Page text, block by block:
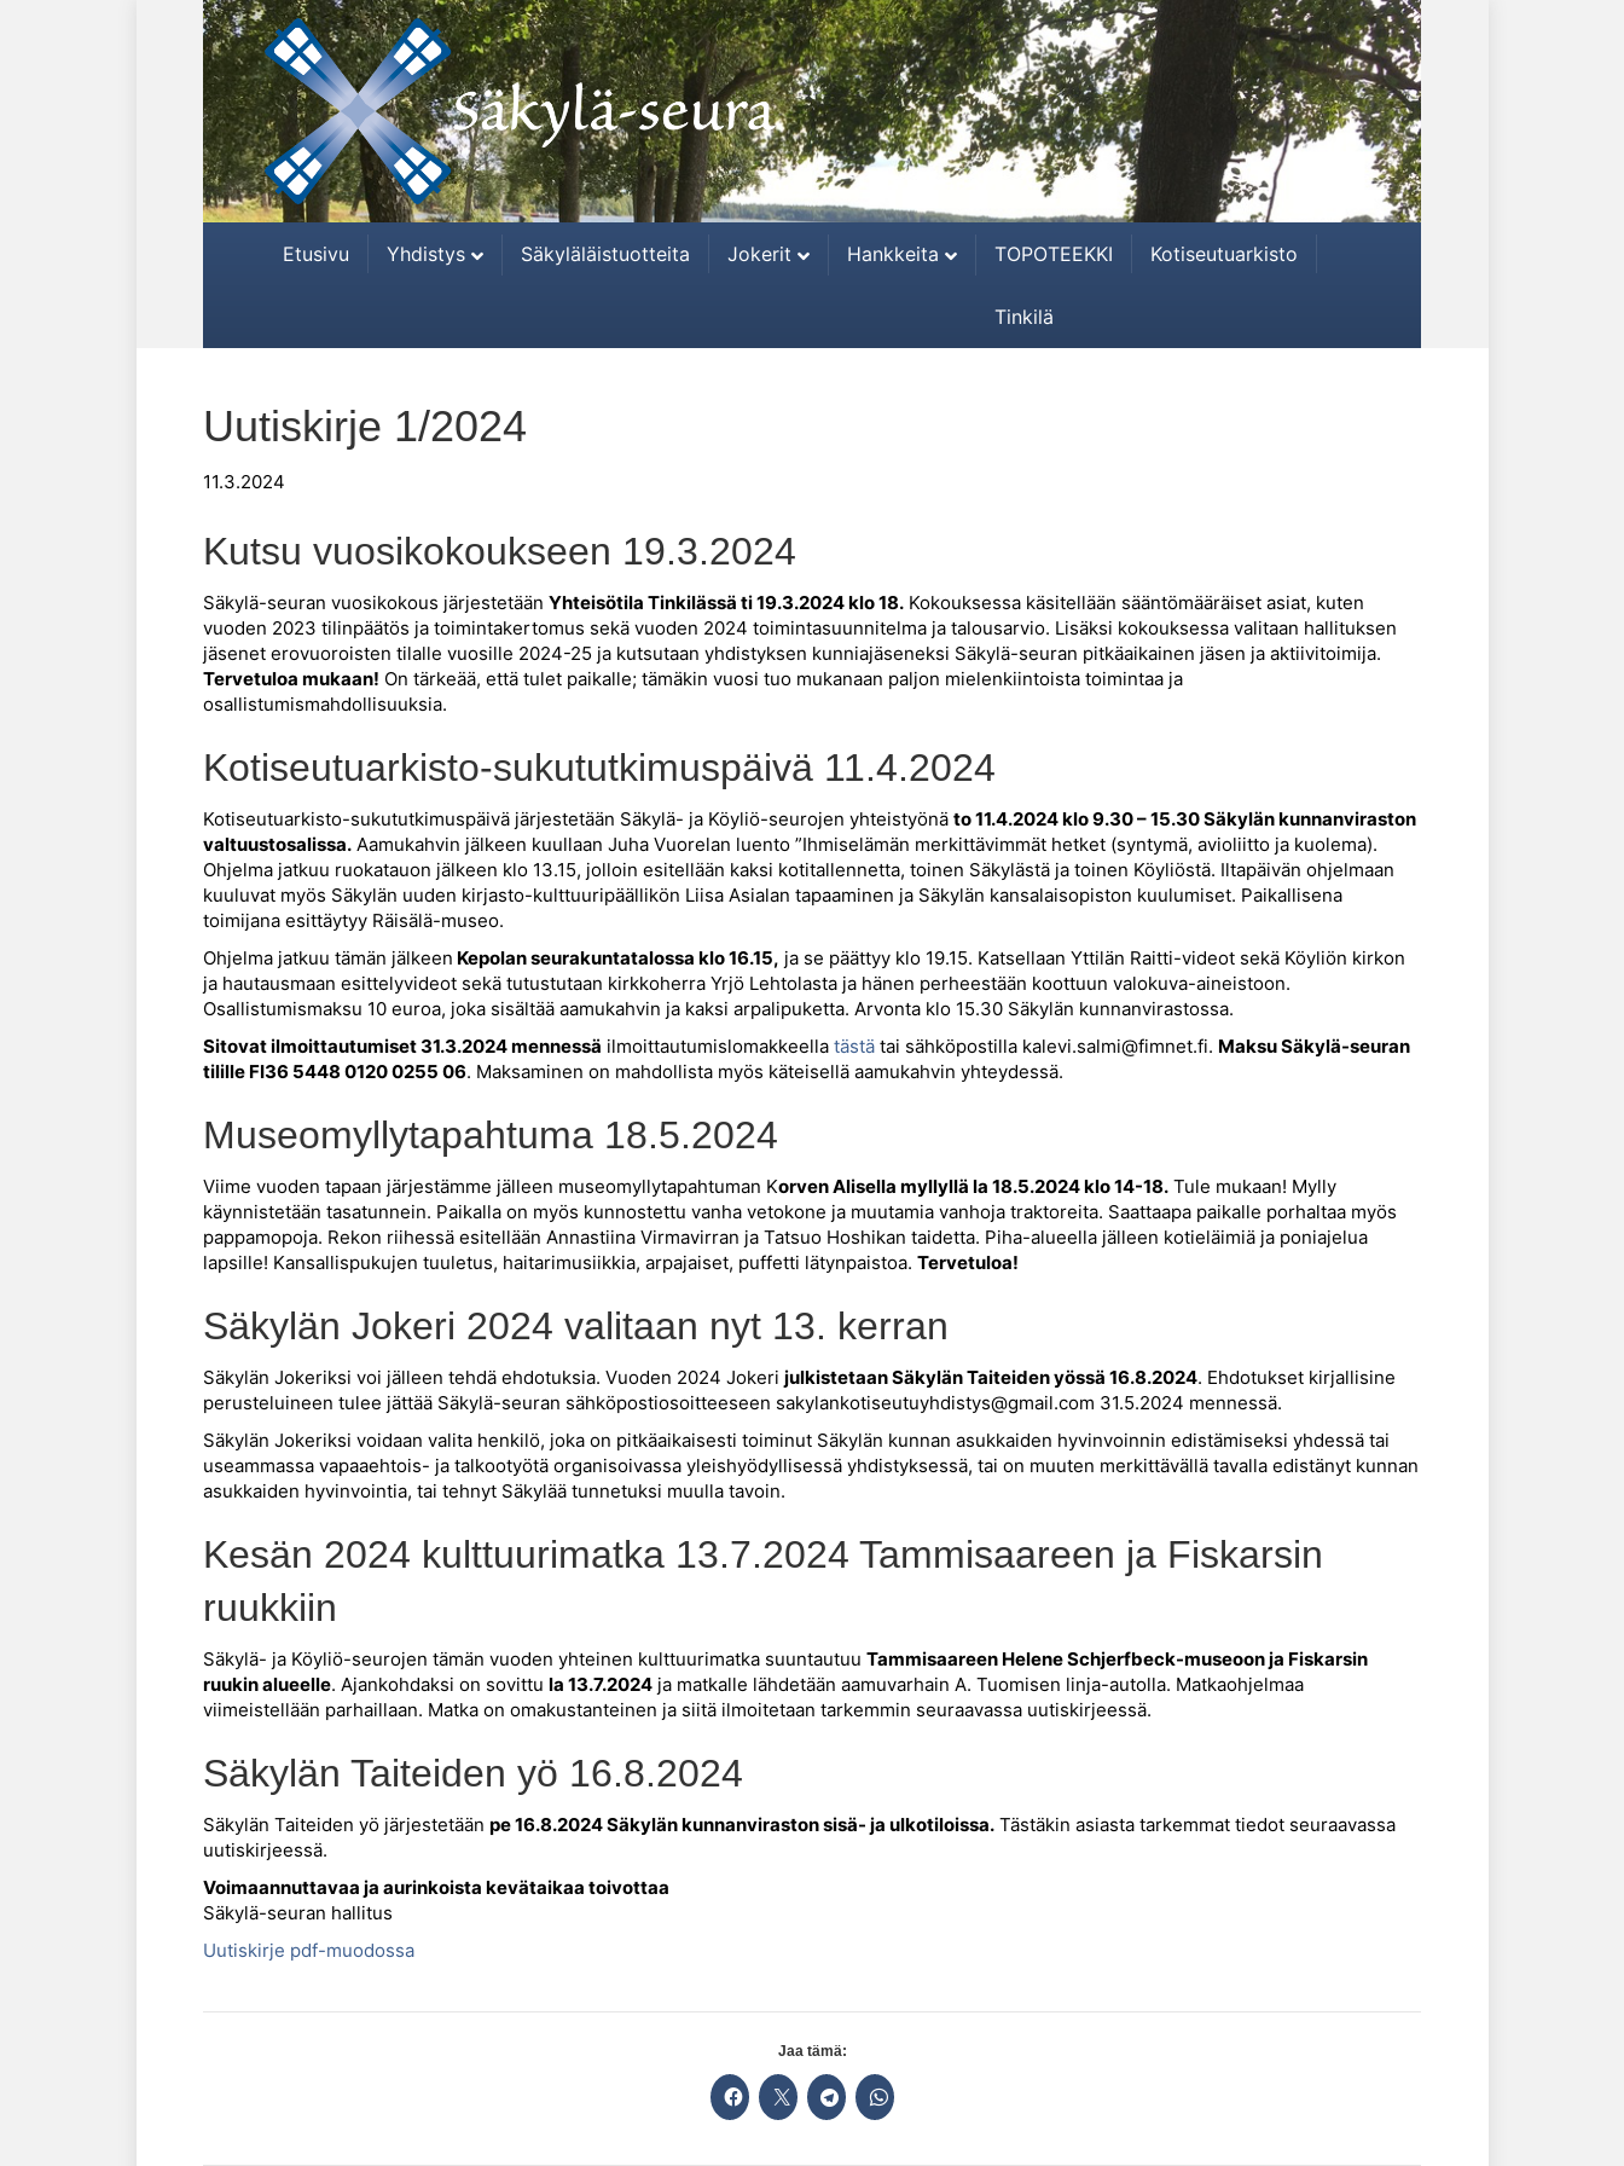
Etusivu Yhdistys Säkyläläistuotteita Jokerit Hankkeita TOPOTEEKKI Kotiseutuarkisto
Tinkilä
Uutiskirje 1/2024
11.3.2024
Kutsu vuosikokoukseen 19.3.2024
Säkylä-seuran vuosikokous järjestetäänYhteisötila Tinkilässä ti 19.3.2024 klo 18. Kokouksessa käsitellään sääntömääräiset asiat, kuten
vuoden 2023 tilinpäätös ja toimintakertomus sekä vuoden 2024 toimintasuunnitelma ja talousarvio. Lisäksi kokouksessa valitaan hallituksen
jäsenet erovuoroisten tilalle vuosille 2024-25 ja kutsutaan yhdistyksen kunniajäseneksi Säkylä-seuran pitkäaikainen jäsen ja aktiivitoimija.
Tervetuloa mukaan! On tärkeää, että tulet paikalle; tämäkin vuosi tuo mukanaan paljon mielenkiintoista toimintaa ja
osallistumismahdollisuuksia.
Kotiseutuarkisto-sukututkimuspäivä 11.4.2024
Kotiseutuarkisto-sukututkimuspäivä järjestetään Säkylä- ja Köyliö-seurojen yhteistyönäto 11.4.2024 klo 9.30 – 15.30 Säkylän kunnanviraston
valtuustosalissa. Aamukahvin jälkeen kuullaan Juha Vuorelan luento ”Ihmiselämän merkittävimmät hetket (syntymä, avioliitto ja kuolema).
Ohjelma jatkuu ruokatauon jälkeen klo 13.15, jolloin esitellään kaksi kotitallennetta, toinen Säkylästä ja toinen Köyliöstä. Iltapäivän ohjelmaan
kuuluvat myös Säkylän uuden kirjasto-kulttuuripäällikön Liisa Asialan tapaaminen ja Säkylän kansalaisopiston kuulumiset. Paikallisena
toimijana esittäytyy Räisälä-museo.
Ohjelma jatkuu tämän jälkeen Kepolan seurakuntatalossa klo 16.15, ja se päättyy klo 19.15. Katsellaan Yttilän Raitti-videot sekä Köyliön kirkon
ja hautausmaan esittelyvideot sekä tutustutaan kirkkoherra Yrjö Lehtolasta ja hänen perheestään koottuun valokuva-aineistoon.
Osallistumismaksu 10 euroa, joka sisältää aamukahvin ja kaksi arpalipuketta. Arvonta klo 15.30 Säkylän kunnanvirastossa.
Sitovat ilmoittautumiset 31.3.2024 mennessä ilmoittautumislomakkeellatästä tai sähköpostilla kalevi.salmi@fimnet.fi. Maksu Säkylä-seuran
tilille FI36 5448 0120 0255 06. Maksaminen on mahdollista myös käteisellä aamukahvin yhteydessä.
Museomyllytapahtuma 18.5.2024
Viime vuoden tapaan järjestämme jälleen museomyllytapahtuman Korven Alisella myllyllä la 18.5.2024 klo 14-18. Tule mukaan! Mylly
käynnistetään tasatunnein. Paikalla on myös kunnostettu vanha vetokone ja muutamia vanhoja traktoreita. Saattaapa paikalle porhaltaa myös
pappamopoja. Rekon riihessä esitellään Annastiina Virmavirran ja Tatsuo Hoshikan taidetta. Piha-alueella jälleen kotieläimiä ja poniajelua
lapsille! Kansallispukujen tuuletus, haitarimusiikkia, arpajaiset, puffetti lätynpaistoa.Tervetuloa!
Säkylän Jokeri 2024 valitaan nyt 13. kerran
Säkylän Jokeriksi voi jälleen tehdä ehdotuksia. Vuoden 2024 Jokerijulkistetaan Säkylän Taiteiden yössä 16.8.2024. Ehdotukset kirjallisine
perusteluineen tulee jättää Säkylä-seuran sähköpostiosoitteeseen sakylankotiseutuyhdistys@gmail.com 31.5.2024 mennessä.
Säkylän Jokeriksi voidaan valita henkilö, joka on pitkäaikaisesti toiminut Säkylän kunnan asukkaiden hyvinvoinnin edistämiseksi yhdessä tai
useammassa vapaaehtois- ja talkootyötä organisoivassa yleishyödyllisessä yhdistyksessä, tai on muuten merkittävällä tavalla edistänyt kunnan
asukkaiden hyvinvointia, tai tehnyt Säkylää tunnetuksi muulla tavoin.
Kesän 2024 kulttuurimatka 13.7.2024 Tammisaareen ja Fiskarsin
ruukkiin
Säkylä- ja Köyliö-seurojen tämän vuoden yhteinen kulttuurimatka suuntautuuTammisaareen Helene Schjerfbeck-museoon ja Fiskarsin
ruukin alueelle. Ajankohdaksi on sovittula 13.7.2024 ja matkalle lähdetään aamuvarhain A. Tuomisen linja-autolla. Matkaohjelmaa
viimeistellään parhaillaan. Matka on omakustanteinen ja siitä ilmoitetaan tarkemmin seuraavassa uutiskirjeessä.
Säkylän Taiteiden yö 16.8.2024
Säkylän Taiteiden yö järjestetäänpe 16.8.2024 Säkylän kunnanviraston sisä- ja ulkotiloissa. Tästäkin asiasta tarkemmat tiedot seuraavassa
uutiskirjeessä.
Voimaannuttavaa ja aurinkoista kevätaikaa toivottaa
Säkylä-seuran hallitus
Uutiskirje pdf-muodossa
Jaa tämä: